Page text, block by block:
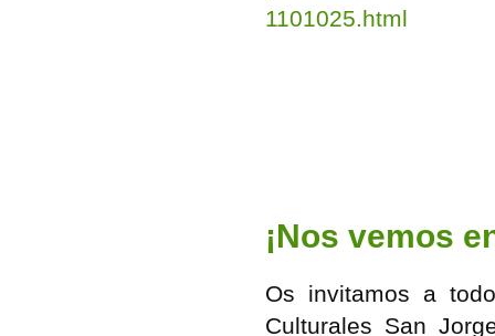
1101025.html
¡Nos vemos
Os invitamos a
Culturales San